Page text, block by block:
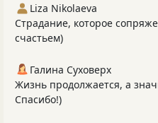
Liza Nikolaeva
Страдание, которое
счастьем)
Галина Суховерх
Жизнь продолжается, а
Спасибо!)